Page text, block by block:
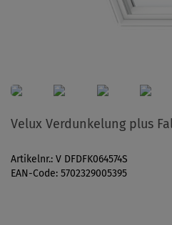
Velux Verdunkelung plus
Artikelnr.: V DFDFK064574S
EAN-Code: 5702329005395